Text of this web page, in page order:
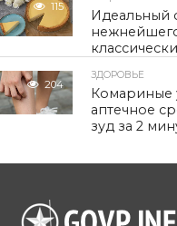
115
Идеальный
204
ЗДОРОВЬЕ
Комариные
аптечное
зуд за 2